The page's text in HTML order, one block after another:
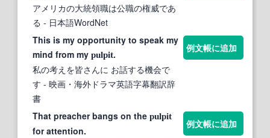
アメリカの大統領職は公職の権威であ
る - 日本語WordNet
This is my opportunity to speak my
mind from my pulpit.
私の考えを皆さんに お話する機会で
す - 映画・海外ドラマ英語字幕翻訳辞
書
例文帳に追加
That preacher bangs on the pulpit
for attention.
例文帳に追加